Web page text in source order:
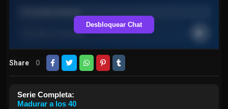
Desbloquear Chat
Share 0
Serie Completa:
Madurar a los 40